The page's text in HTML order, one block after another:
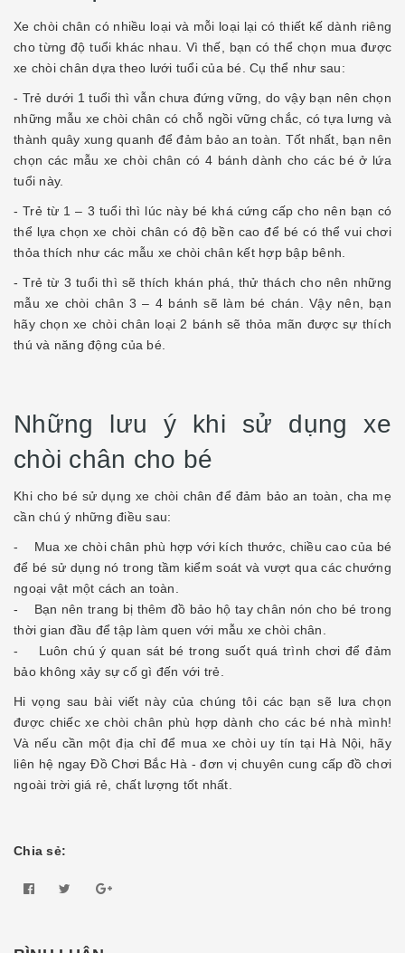
Xe chòi chân có nhiều loại và mỗi loại lại có thiết kế dành riêng
cho từng độ tuổi khác nhau. Vì thế, bạn có thể chọn mua được
xe chòi chân dựa theo lưới tuổi của bé. Cụ thể như sau:
- Trẻ dưới 1 tuổi thì vẫn chưa đứng vững, do vậy bạn nên chọn
những mẫu xe chòi chân có chỗ ngồi vững chắc, có tựa lưng và
thành quây xung quanh để đảm bảo an toàn. Tốt nhất, bạn nên
chọn các mẫu xe chòi chân có 4 bánh dành cho các bé ở lứa
tuổi này.
- Trẻ từ 1 – 3 tuổi thì lúc này bé khá cứng cấp cho nên bạn có
thể lựa chọn xe chòi chân có độ bền cao để bé có thể vui chơi
thỏa thích như các mẫu xe chòi chân kết hợp bập bênh.
- Trẻ từ 3 tuổi thì sẽ thích khán phá, thử thách cho nên những
mẫu xe chòi chân 3 – 4 bánh sẽ làm bé chán. Vậy nên, bạn
hãy chọn xe chòi chân loại 2 bánh sẽ thỏa mãn được sự thích
thú và năng động của bé.
Những lưu ý khi sử dụng xe
chòi chân cho bé
Khi cho bé sử dụng xe chòi chân để đảm bảo an toàn, cha mẹ
cần chú ý những điều sau:
- Mua xe chòi chân phù hợp với kích thước, chiều cao của bé
để bé sử dụng nó trong tầm kiểm soát và vượt qua các chướng
ngoại vật một cách an toàn.
- Bạn nên trang bị thêm đồ bảo hộ tay chân nón cho bé trong
thời gian đầu để tập làm quen với mẫu xe chòi chân.
- Luôn chú ý quan sát bé trong suốt quá trình chơi để đảm
bảo không xảy sự cố gì đến với trẻ.
Hi vọng sau bài viết này của chúng tôi các bạn sẽ lưa chọn
được chiếc xe chòi chân phù hợp dành cho các bé nhà mình!
Và nếu cần một địa chỉ để mua xe chòi uy tín tại Hà Nội, hãy
liên hệ ngay Đồ Chơi Bắc Hà - đơn vị chuyên cung cấp đồ chơi
ngoài trời giá rẻ, chất lượng tốt nhất.
Chia sẻ: